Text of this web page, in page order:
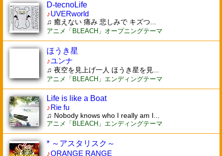
D-tecnoLife
♪UVERworld
♫ 癒えない 痛み 悲しみで キズつ...
アニメ「BLEACH」オープニングテーマ
ほうき星
♪ユンナ
♫ 夜空を見上げ一人 ほうき星を見...
アニメ「BLEACH」エンディングテーマ
Life is like a Boat
♪Rie fu
♫ Nobody knows who I really am I...
アニメ「BLEACH」エンディングテーマ
* ～アスタリスク～
♪ORANGE RANGE